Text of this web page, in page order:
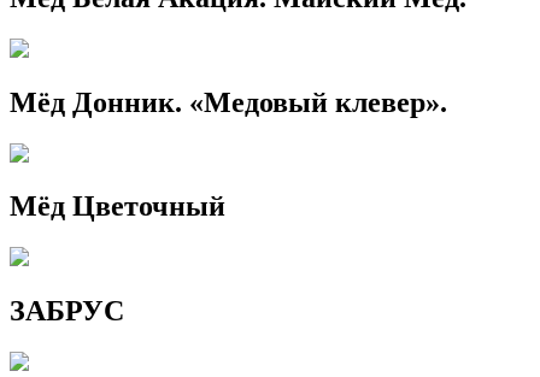
Мёд Донник. «Медовый клевер».
Мёд Цветочный
ЗАБРУС